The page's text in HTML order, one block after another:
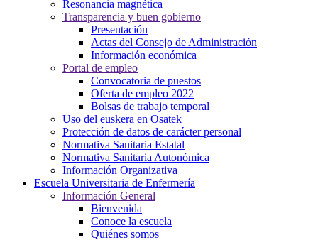
Resonancia magnética
Transparencia y buen gobierno
Presentación
Actas del Consejo de Administración
Información económica
Portal de empleo
Convocatoria de puestos
Oferta de empleo 2022
Bolsas de trabajo temporal
Uso del euskera en Osatek
Protección de datos de carácter personal
Normativa Sanitaria Estatal
Normativa Sanitaria Autonómica
Información Organizativa
Escuela Universitaria de Enfermería
Información General
Bienvenida
Conoce la escuela
Quiénes somos